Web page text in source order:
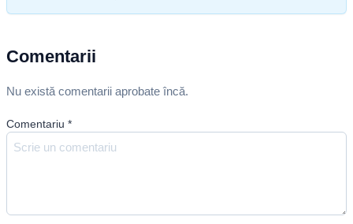
Comentarii
Nu există comentarii aprobate încă.
Comentariu *